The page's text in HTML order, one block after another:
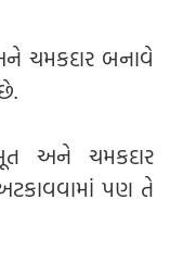
ચમકદાર બનાવે
અને ચમકદાર
પણ તે